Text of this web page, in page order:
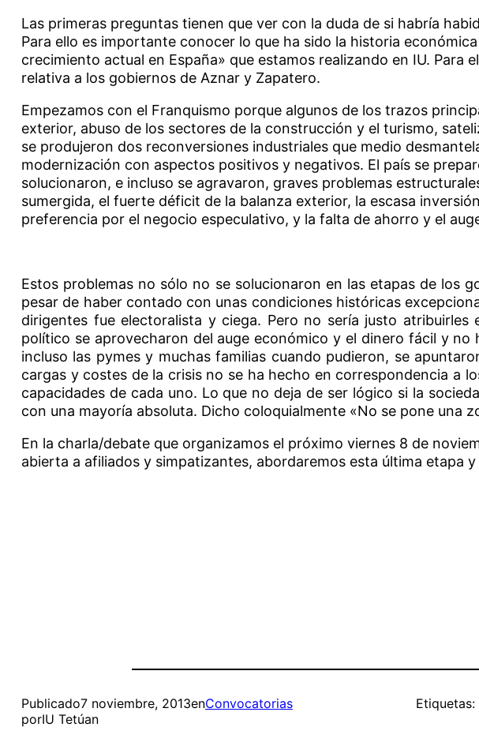
Las primeras preguntas tienen que ver con la duda de si habría
Para ello es importante conocer lo que ha sido la historia
crecimiento actual en España» que estamos realizando en IU.
relativa a los gobiernos de Aznar y Zapatero.
Empezamos con el Franquismo porque algunos de los trazos
exterior, abuso de los sectores de la construcción y el turismo,
se produjeron dos reconversiones industriales que medio
modernización con aspectos positivos y negativos. El país se
solucionaron, e incluso se agravaron, graves problemas
sumergida, el fuerte déficit de la balanza exterior, la escasa
preferencia por el negocio especulativo, y la falta de ahorro y el
Estos problemas no sólo no se solucionaron en las etapas de los
pesar de haber contado con unas condiciones históricas
dirigentes fue electoralista y ciega. Pero no sería justo
político se aprovecharon del auge económico y el dinero fácil y no
incluso las pymes y muchas familias cuando pudieron, se
cargas y costes de la crisis no se ha hecho en correspondencia a
capacidades de cada uno. Lo que no deja de ser lógico si la
con una mayoría absoluta. Dicho coloquialmente «No se pone una
En la charla/debate que organizamos el próximo viernes 8 de
abierta a afiliados y simpatizantes, abordaremos esta última etapa
Publicado7 noviembre, 2013enConvocatorias
porIU Tetúan
Etiquetas: